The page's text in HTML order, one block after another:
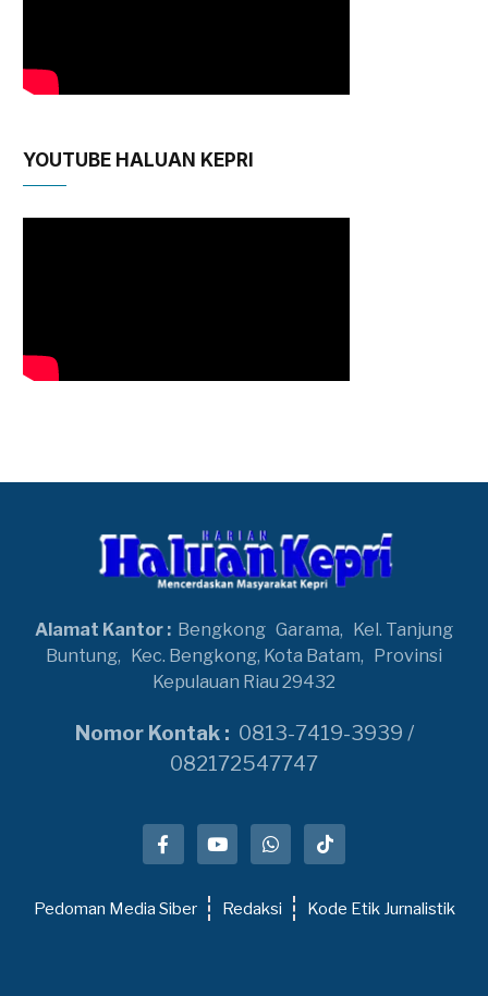
YOUTUBE HALUAN KEPRI
Alamat Kantor : Bengkong Garama, Kel. Tanjung
Buntung, Kec. Bengkong, Kota Batam, Provinsi
Kepulauan Riau 29432
Nomor Kontak : 0813-7419-3939 /
082172547747
Pedoman Media Siber Redaksi Kode Etik Jurnalistik